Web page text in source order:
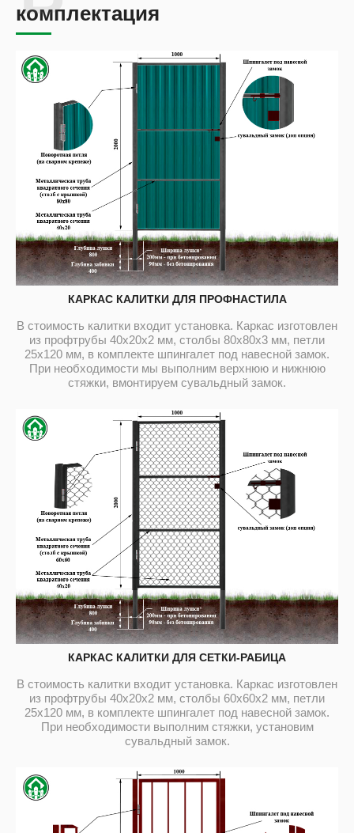
комплектация
КАРКАС КАЛИТКИ ДЛЯ ПРОФНАСТИЛА
В стоимость калитки входит установка. Каркас изготовлен
из профтрубы 40х20х2 мм, столбы 80х80х3 мм, петли
25х120 мм, в комплекте шпингалет под навесной замок.
При необходимости мы выполним верхнюю и нижнюю
стяжки, вмонтируем сувальдный замок.
КАРКАС КАЛИТКИ ДЛЯ СЕТКИ-РАБИЦА
В стоимость калитки входит установка. Каркас изготовлен
из профтрубы 40х20х2 мм, столбы 60х60х2 мм, петли
25х120 мм, в комплекте шпингалет под навесной замок.
При необходимости выполним стяжки, установим
сувальдный замок.